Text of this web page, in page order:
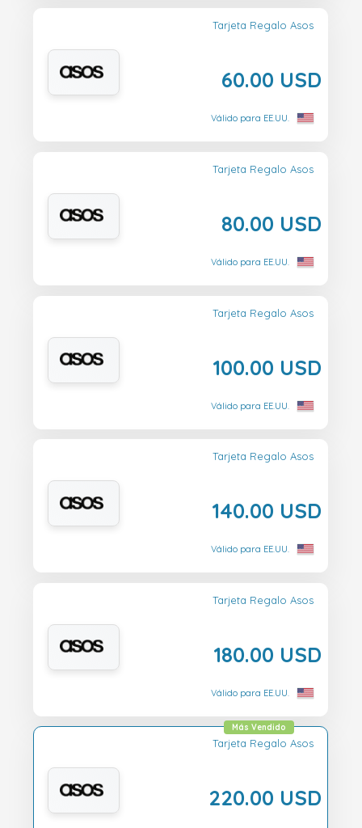
Tarjeta Regalo Asos
60.00 USD
Válido para EE.UU.
Tarjeta Regalo Asos
80.00 USD
Válido para EE.UU.
Tarjeta Regalo Asos
100.00 USD
Válido para EE.UU.
Tarjeta Regalo Asos
140.00 USD
Válido para EE.UU.
Tarjeta Regalo Asos
180.00 USD
Válido para EE.UU.
Tarjeta Regalo Asos
220.00 USD
Más Vendido